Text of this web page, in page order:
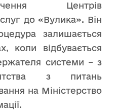
Центрів
до «Вулика». Він
залишається
коли відбувається
системи – з
з питань
на Міністерство